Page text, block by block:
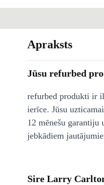
Apraksts
Jūsu refurbed
refurbed produkti ir
ierīce. Jūsu
12 mēnešu garantiju
jebkādiem
Sire Larry